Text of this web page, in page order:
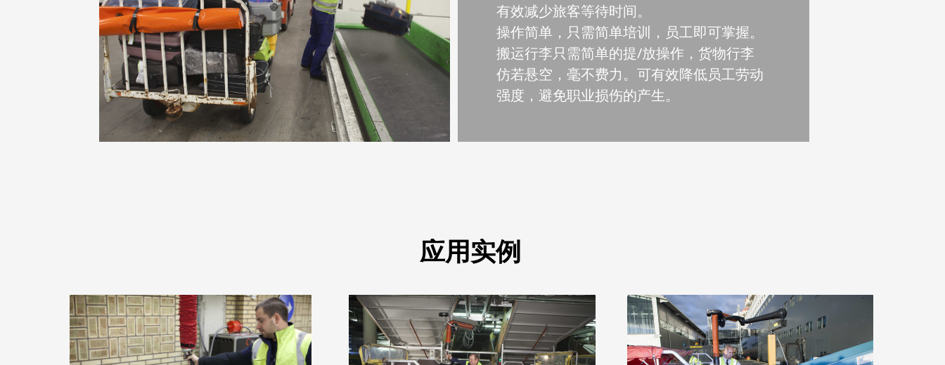
有效减少旅客等待时间。
操作简单，只需简单培训，员工即可掌握。
搬运行李只需简单的提/放操作，货物行李
仿若悬空，毫不费力。可有效降低员工劳动
强度，避免职业损伤的产生。
应用实例